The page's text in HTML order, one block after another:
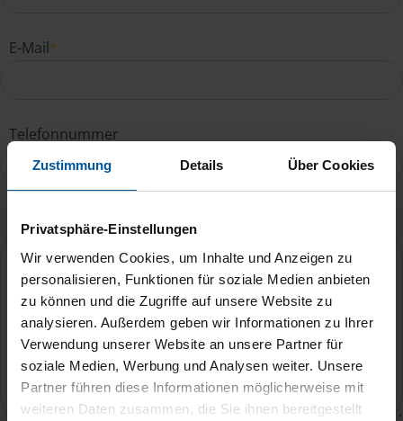
Zustimmung Details Über Cookies
Privatsphäre-Einstellungen
Wir verwenden Cookies, um Inhalte und Anzeigen zu
personalisieren, Funktionen für soziale Medien anbieten
zu können und die Zugriffe auf unsere Website zu
analysieren. Außerdem geben wir Informationen zu Ihrer
Verwendung unserer Website an unsere Partner für
soziale Medien, Werbung und Analysen weiter. Unsere
Partner führen diese Informationen möglicherweise mit
weiteren Daten zusammen, die Sie ihnen bereitgestellt
E-Mail*
Telefonnummer
Ihre Nachricht an Nadine Kessel